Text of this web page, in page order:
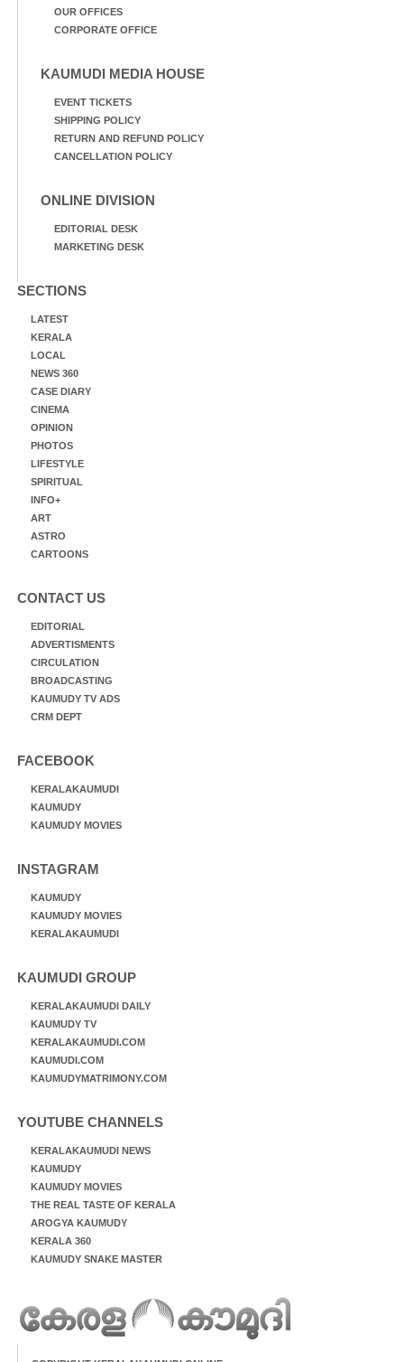
OUR OFFICES
CORPORATE OFFICE
KAUMUDI MEDIA HOUSE
EVENT TICKETS
SHIPPING POLICY
RETURN AND REFUND POLICY
CANCELLATION POLICY
ONLINE DIVISION
EDITORIAL DESK
MARKETING DESK
SECTIONS
LATEST
KERALA
LOCAL
NEWS 360
CASE DIARY
CINEMA
OPINION
PHOTOS
LIFESTYLE
SPIRITUAL
INFO+
ART
ASTRO
CARTOONS
CONTACT US
EDITORIAL
ADVERTISMENTS
CIRCULATION
BROADCASTING
KAUMUDY TV ADS
CRM DEPT
FACEBOOK
KERALAKAUMUDI
KAUMUDY
KAUMUDY MOVIES
INSTAGRAM
KAUMUDY
KAUMUDY MOVIES
KERALAKAUMUDI
KAUMUDI GROUP
KERALAKAUMUDI DAILY
KAUMUDY TV
KERALAKAUMUDI.COM
KAUMUDI.COM
KAUMUDYMATRIMONY.COM
YOUTUBE CHANNELS
KERALAKAUMUDI NEWS
KAUMUDY
KAUMUDY MOVIES
THE REAL TASTE OF KERALA
AROGYA KAUMUDY
KERALA 360
KAUMUDY SNAKE MASTER